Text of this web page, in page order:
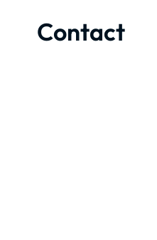
Contact